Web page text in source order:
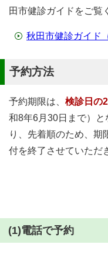
田市健診ガイドをご覧
秋田市健診ガイド
予約方法
予約期限は、 検診日の
和8年6月30日まで）
り、先着順のため、期
付を終了させていただ
(1)電話で予約